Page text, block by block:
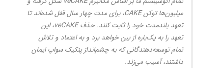
میلیون‌ها توکن CAKE، برای مدت چهار سال قفل شده‌اند تا
تعهد بلندمدت خود را ثابت کنند. حذف veCAKE، این
تعهد را به یک‌باره از بین خواهد برد و به اعتماد و تلاش
تمام توسعه‌دهندگانی که به چشم‌انداز پنکیک‌ سواپ ایمان
داشتند، آسیب می‌زند.